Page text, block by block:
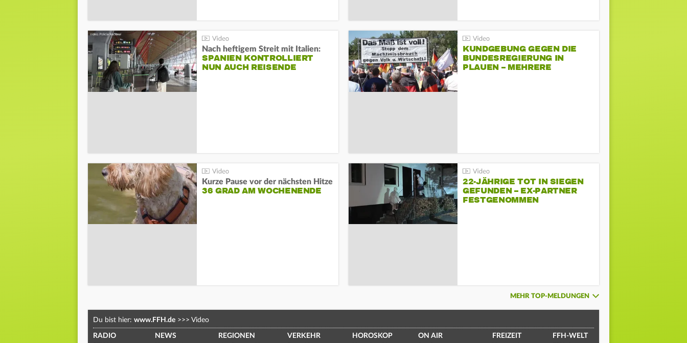
Nach heftigem Streit mit Italien:
SPANIEN KONTROLLIERT
NUN AUCH REISENDE
KUNDGEBUNG GEGEN DIE
BUNDESREGIERUNG IN
PLAUEN – MEHRERE
Kurze Pause vor der nächsten Hitze
36 GRAD AM WOCHENENDE
22-JÄHRIGE TOT IN SIEGEN
GEFUNDEN – EX-PARTNER
FESTGENOMMEN
MEHR TOP-MELDUNGEN
Du bist hier: www.FFH.de >>> Video
RADIO NEWS REGIONEN VERKEHR HOROSKOP ON AIR FREIZEIT FFH-WELT